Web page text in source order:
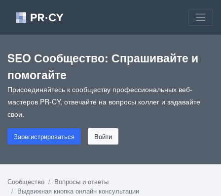
SEO Сообщество: Спрашивайте и
помогайте
Присоединяйтесь к сообществу профессиональных веб-
мастеров PR-CY, отвечайте на вопросы коллег и задавайте
свои.
Зарегистрироваться Войти
Сообщество
Вопросы и ответы
Выдвижная кнопка онлайн консультации